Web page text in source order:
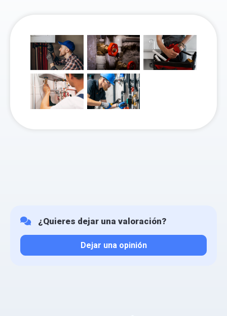
¿Quieres dejar una valoración?
Dejar una opinión